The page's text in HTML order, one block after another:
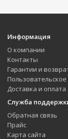
Информация
О компании
Контакты
Гарантии и
Доставка и оплата
Служба
Обратная связь
Прайс
Карта сайта